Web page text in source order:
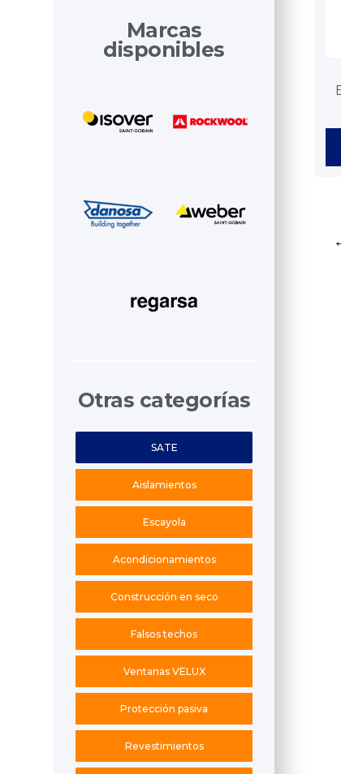
Marcas
disponibles
Otras categorías
SATE
Aislamientos
Escayola
Acondicionamientos
Construcción en seco
Falsos techos
Ventanas VELUX
Protección pasiva
Revestimientos